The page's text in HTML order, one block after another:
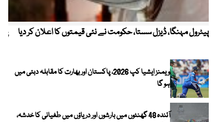
پیٹرول مہنگا، ڈیزل سستا، حکومت نے نئی قیمتوں کا اعلان کر دیا
ویمنز ایشیا کپ 2026، پاکستان اور بھارت کا مقابلہ دبئی میں
ہو گا
آئندہ 48 گھنٹوں میں بارشوں اور دریاؤں میں طغیانی کا خدشہ،